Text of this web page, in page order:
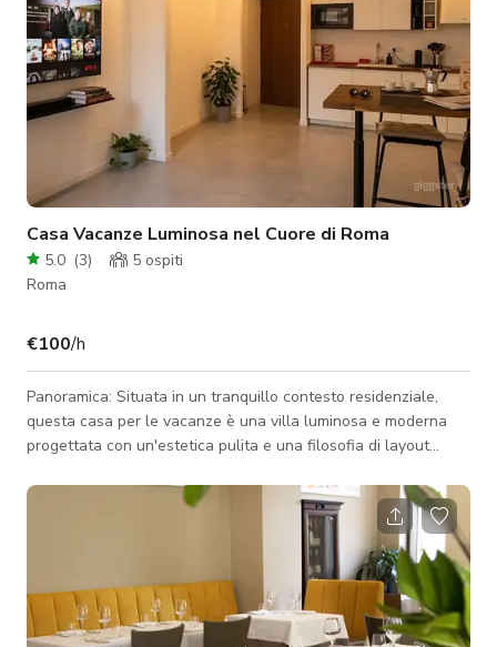
Casa Vacanze Luminosa nel Cuore di Roma
5.0 (3) 5 ospiti
Roma
€100/h
Panoramica: Situata in un tranquillo contesto residenziale,
questa casa per le vacanze è una villa luminosa e moderna
progettata con un'estetica pulita e una filosofia di layout
design italiano contemporaneo e calde atmosfere
mediterranee, rendendola una tela ideale per narrazioni visive,
editoriali di moda e produzioni commerciali. Lo Spazio: La
proprietà vanta un interno minimalista ma accogliente
caratterizzato da pareti bianche